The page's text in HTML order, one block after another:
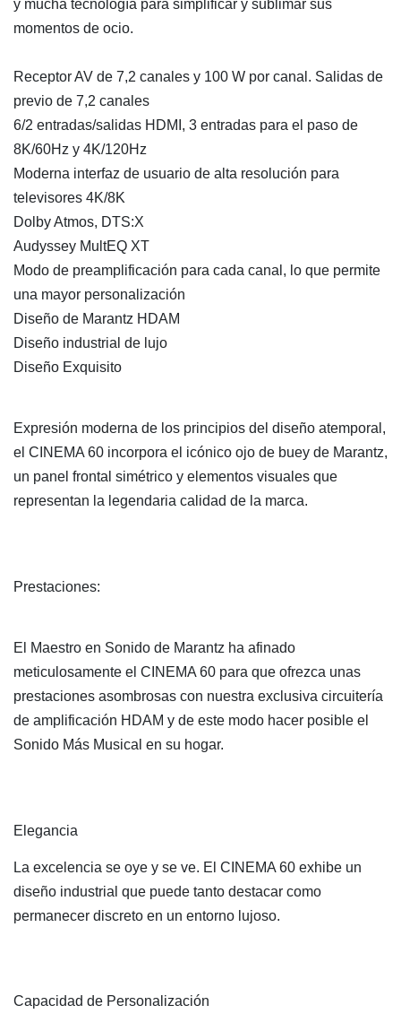
y mucha tecnología para simplificar y sublimar sus
momentos de ocio.
Receptor AV de 7,2 canales y 100 W por canal. Salidas de
previo de 7,2 canales
6/2 entradas/salidas HDMI, 3 entradas para el paso de
8K/60Hz y 4K/120Hz
Moderna interfaz de usuario de alta resolución para
televisores 4K/8K
Dolby Atmos, DTS:X
Audyssey MultEQ XT
Modo de preamplificación para cada canal, lo que permite
una mayor personalización
Diseño de Marantz HDAM
Diseño industrial de lujo
Diseño Exquisito
Expresión moderna de los principios del diseño atemporal,
el CINEMA 60 incorpora el icónico ojo de buey de Marantz,
un panel frontal simétrico y elementos visuales que
representan la legendaria calidad de la marca.
Prestaciones:
El Maestro en Sonido de Marantz ha afinado
meticulosamente el CINEMA 60 para que ofrezca unas
prestaciones asombrosas con nuestra exclusiva circuitería
de amplificación HDAM y de este modo hacer posible el
Sonido Más Musical en su hogar.
Elegancia
La excelencia se oye y se ve. El CINEMA 60 exhibe un
diseño industrial que puede tanto destacar como
permanecer discreto en un entorno lujoso.
Capacidad de Personalización